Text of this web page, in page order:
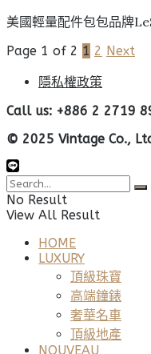
美國輕量配件包包品牌
Page 1 of 2 1 2 Next
隱私權政策
Call us: +886 2 2719
© 2025 Vintage Co.,
No Result
View All Result
HOME
LUXURY
頂級珠寶
高端鐘錶
奢華名車
頂級地產
NOUVEAU